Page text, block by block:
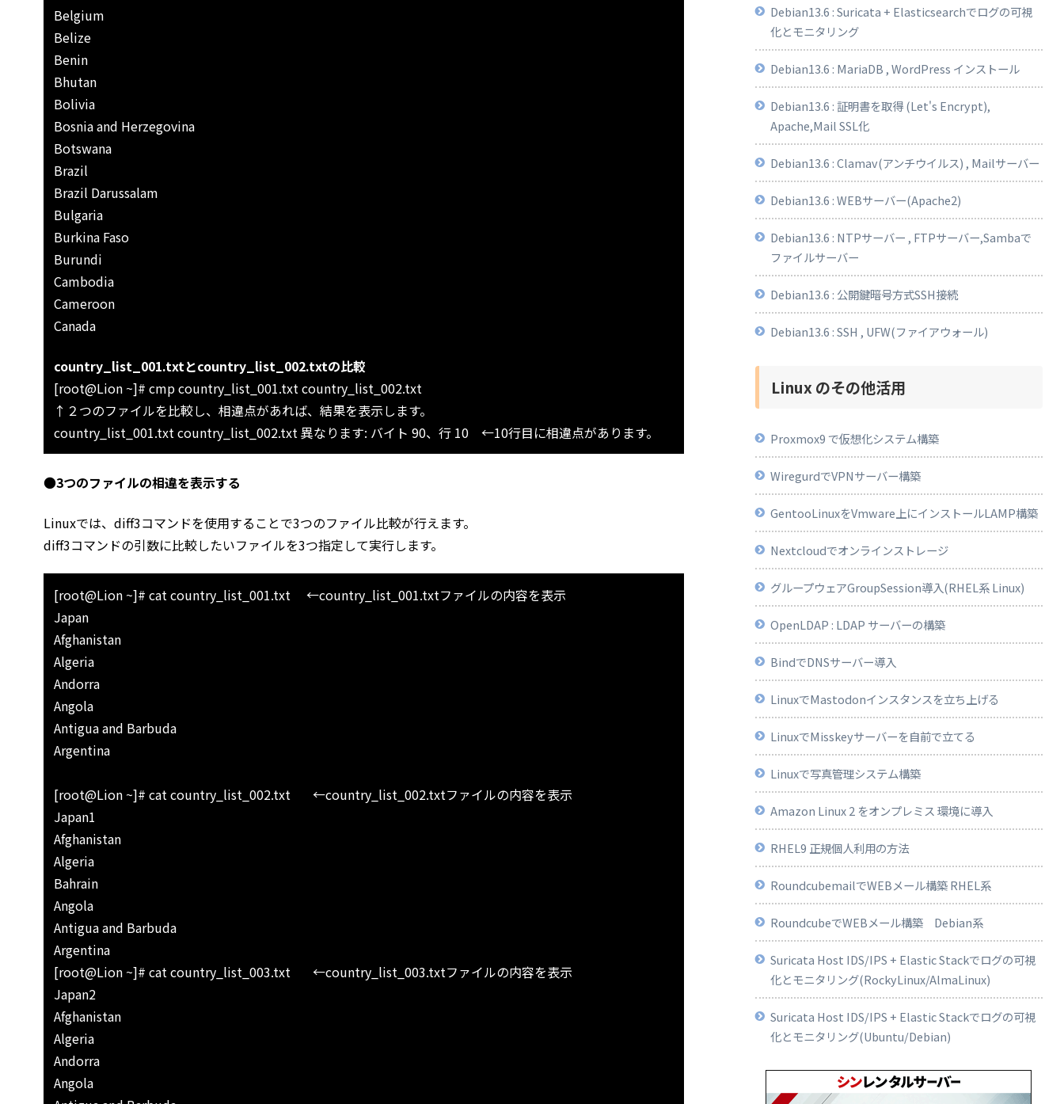
Belgium
Belize
Benin
Bhutan
Bolivia
Bosnia and Herzegovina
Botswana
Brazil
Brazil Darussalam
Bulgaria
Burkina Faso
Burundi
Cambodia
Cameroon
Canada
country_list_001.txtとcountry_list_002.txtの比較
[root@Lion ~]# cmp country_list_001.txt country_list_002.txt
↑２つのファイルを比較し、相違点があれば、結果を表示します。
country_list_001.txt country_list_002.txt 異なります: バイト 90、行 10 ←10行目に相違点があります。
●3つのファイルの相違を表示する
Linuxでは、diff3コマンドを使用することで3つのファイル比較が行えます。
diff3コマンドの引数に比較したいファイルを3つ指定して実行します。
[root@Lion ~]# cat country_list_001.txt ←country_list_001.txtファイルの内容を表示
Japan
Afghanistan
Algeria
Andorra
Angola
Antigua and Barbuda
Argentina
[root@Lion ~]# cat country_list_002.txt ←country_list_002.txtファイルの内容を表示
Japan1
Afghanistan
Algeria
Bahrain
Angola
Antigua and Barbuda
Argentina
[root@Lion ~]# cat country_list_003.txt ←country_list_003.txtファイルの内容を表示
Japan2
Afghanistan
Algeria
Andorra
Angola
Debian13.6 : Suricata + Elasticsearchでログの可視
化とモニタリング
Debian13.6 : MariaDB , WordPress インストール
Debian13.6 : 証明書を取得 (Let's Encrypt),
Apache,Mail SSL化
Debian13.6 : Clamav(アンチウイルス) , Mailサーバー
Debian13.6 : WEBサーバー(Apache2)
Debian13.6 : NTPサーバー , FTPサーバー,Sambaで
ファイルサーバー
Debian13.6 : 公開鍵暗号方式SSH接続
Debian13.6 : SSH , UFW(ファイアウォール)
Linux のその他活用
Proxmox9 で仮想化システム構築
WiregurdでVPNサーバー構築
GentooLinuxをVmware上にインストールLAMP構築
Nextcloudでオンラインストレージ
グループウェアGroupSession導入(RHEL系 Linux)
OpenLDAP : LDAP サーバーの構築
BindでDNSサーバー導入
LinuxでMastodonインスタンスを立ち上げる
LinuxでMisskeyサーバーを自前で立てる
Linuxで写真管理システム構築
Amazon Linux 2 をオンプレミス 環境に導入
RHEL9 正規個人利用の方法
RoundcubemailでWEBメール構築 RHEL系
RoundcubeでWEBメール構築 Debian系
Suricata Host IDS/IPS + Elastic Stackでログの可視
化とモニタリング(RockyLinux/AlmaLinux)
Suricata Host IDS/IPS + Elastic Stackでログの可視
化とモニタリング(Ubuntu/Debian)